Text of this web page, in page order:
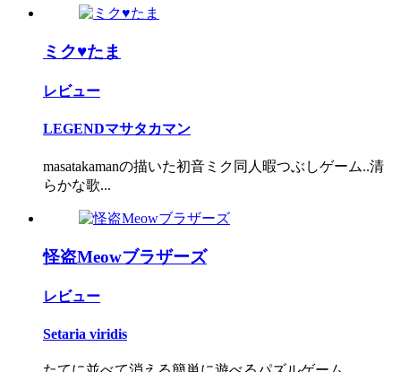
ミク♥たま
レビュー
LEGENDマサタカマン
masatakamanの描いた初音ミク同人暇つぶしゲーム..清
らかな歌...
怪盗Meowブラザーズ
レビュー
Setaria viridis